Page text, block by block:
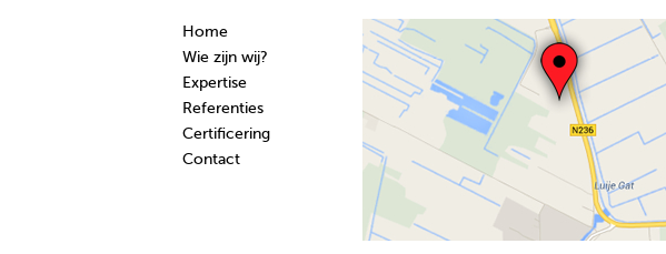
Home
Wie zijn wij?
Expertise
Referenties
Certificering
Contact